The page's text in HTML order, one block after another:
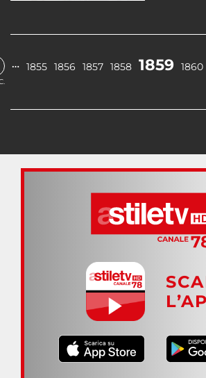
… 1855 1856 1857 1858 1859 1860